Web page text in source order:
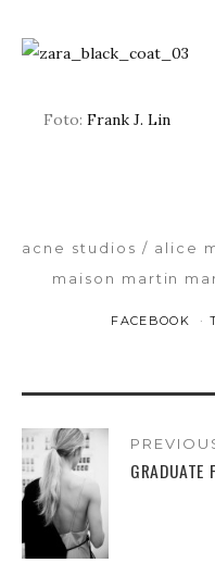
Foto: Frank J. Lin
acne studios alice
maison martin
FACEBOOK
GRADUATE